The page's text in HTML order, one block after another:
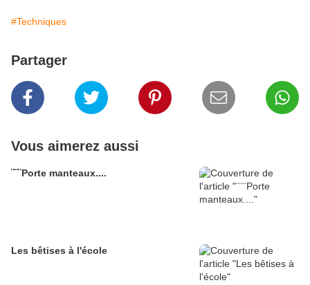
#Techniques
Partager
Vous aimerez aussi
¨¨¨Porte manteaux....
Les bêtises à l'école